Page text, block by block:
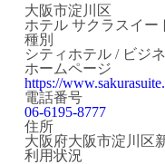
大阪市淀川区
ホテル サクラスイー
種別
シティホテル / ビジ
ホームページ
https://
電話番号
06-6195-8777
住所
大阪府大阪市淀川区
利用状況